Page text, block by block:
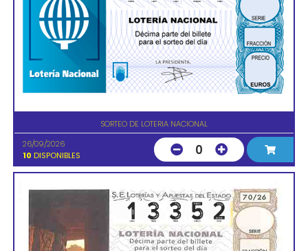
SORTEO DE LOTERIA NACIONAL
26/09/2026
10 DISPONIBLES 0